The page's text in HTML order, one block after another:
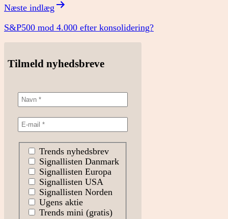
Næste indlæg
S&P500 mod 4.000 efter konsolidering?
Tilmeld nyhedsbreve
Trends nyhedsbrev
Signallisten Danmark
Signallisten Europa
Signallisten USA
Signallisten Norden
Ugens aktie
Trends mini (gratis)